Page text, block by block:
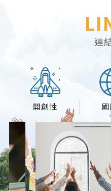
連
開創性